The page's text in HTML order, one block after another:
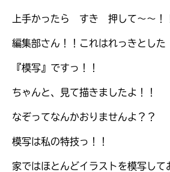
上手かったら すき 押して〜〜！
編集部さん！！これはれっきとした
『模写』ですっ！！
ちゃんと、見て描きましたよ！！
なぞってなんかおりませんよ？？
模写は私の特技っ！！
家ではほとんどイラストを模写して